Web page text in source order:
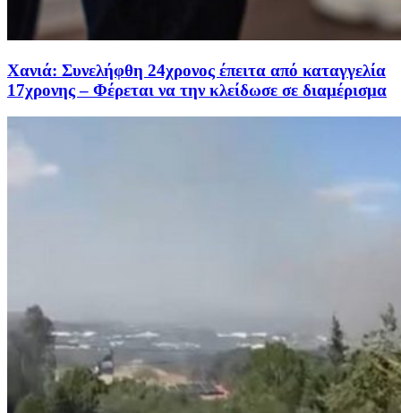
Χανιά: Συνελήφθη 24χρονος έπειτα από καταγγελία
17χρονης – Φέρεται να την κλείδωσε σε διαμέρισμα